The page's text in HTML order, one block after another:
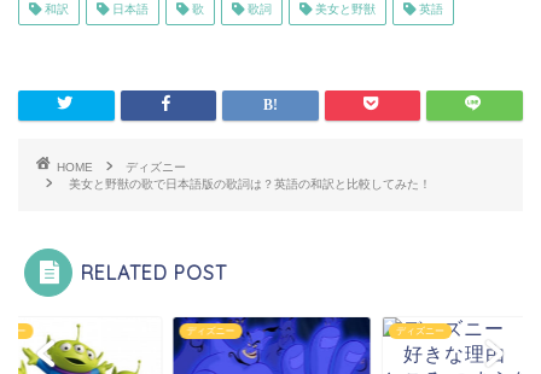
和訳 日本語 歌 歌詞 美女と野獣 英語
HOME
ディズニー
美女と野獣の歌で日本語版の歌詞は？英語の和訳と比較してみた！
RELATED POST
ニー ディズニー ディズニー